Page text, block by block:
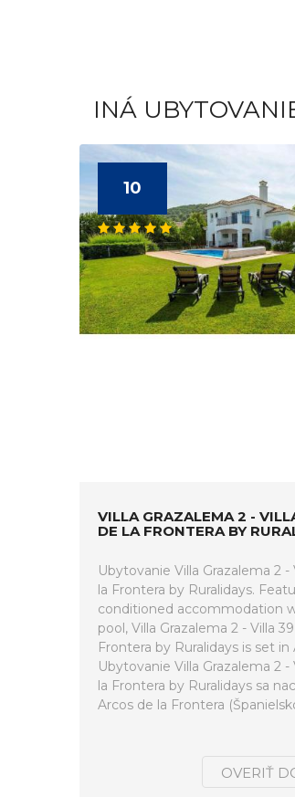
INÁ
10
VILLA GRAZALEMA 2 -
DE LA FRONTERA BY
Ubytovanie Villa Grazalema 2 -
la Frontera by Ruralidays.
conditioned accommodation
pool, Villa Grazalema 2 - Villa
Frontera by Ruralidays is set in
Ubytovanie Villa Grazalema 2 -
la Frontera by Ruralidays sa
Arcos de la Frontera
OVERIŤ